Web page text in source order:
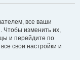
все ваши
Чтобы изменить их,
и перейдите по
свои настройки и